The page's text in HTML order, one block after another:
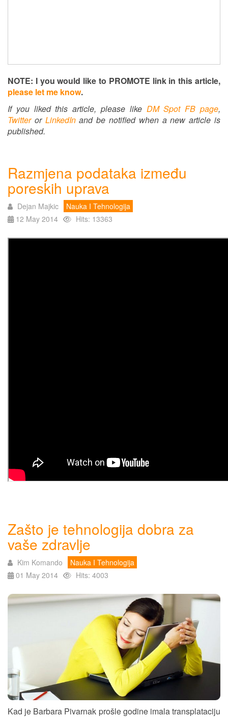
NOTE: I you would like to PROMOTE link in this article,
please let me know.
If you liked this article, please like DM Spot FB page,
Twitter or LinkedInand be notified when a new article is
published.
Razmjena podataka između
poreskih uprava
Dejan Majkic
Nauka I Tehnologija
12 May 2014
Hits: 13363
Zašto je tehnologija dobra za
vaše zdravlje
Kim Komando
Nauka I Tehnologija
01 May 2014
Hits: 4003
Kad je Barbara Pivarnak prošle godine imala transplataciju